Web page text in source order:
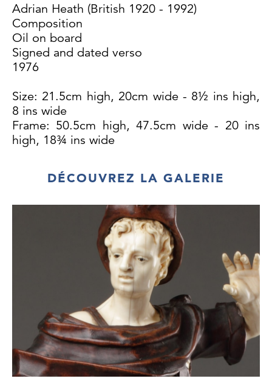
Adrian Heath (British 1920 - 1992)
Composition
Oil on board
Signed and dated verso
1976
Size: 21.5cm high, 20cm wide - 8½ ins high,
8 ins wide
Frame: 50.5cm high, 47.5cm wide - 20 ins
high, 18¾ ins wide
DÉCOUVREZ LA GALERIE